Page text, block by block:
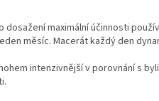
maximální účinnosti
měsíc. Macerát každý den
intenzivnější v porovnání s